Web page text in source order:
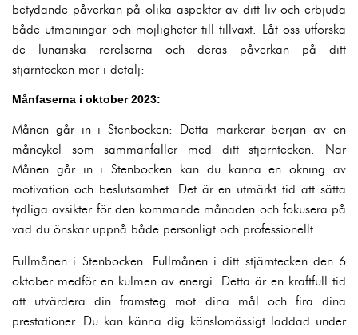
betydande påverkan på olika aspekter av ditt liv och erbjuda
både utmaningar och möjligheter till tillväxt. Låt oss utforska
de lunariska rörelserna och deras påverkan på ditt
stjärntecken mer i detalj:
Månfaserna i oktober 2023:
Månen går in i Stenbocken: Detta markerar början av en
måncykel som sammanfaller med ditt stjärntecken. När
Månen går in i Stenbocken kan du känna en ökning av
motivation och beslutsamhet. Det är en utmärkt tid att sätta
tydliga avsikter för den kommande månaden och fokusera på
vad du önskar uppnå både personligt och professionellt.
Fullmånen i Stenbocken: Fullmånen i ditt stjärntecken den 6
oktober medför en kulmen av energi. Detta är en kraftfull tid
att utvärdera din framsteg mot dina mål och fira dina
prestationer. Du kan känna dig känslomässigt laddad under